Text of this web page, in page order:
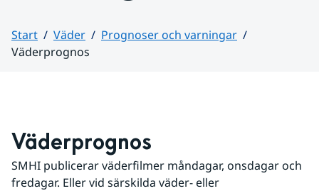
Start Väder
Prognoser och varningar
Väderprognos
Väderprognos
SMHI publicerar väderfilmer måndagar, onsdagar och
fredagar. Eller vid särskilda väder- eller